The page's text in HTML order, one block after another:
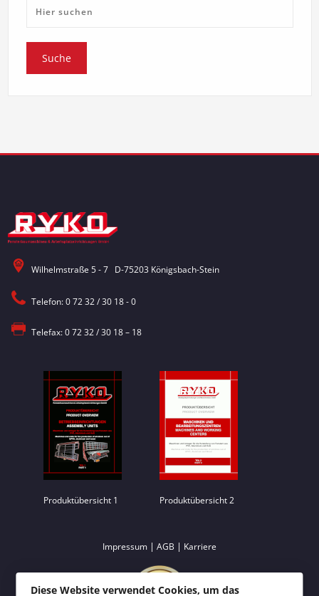
Wilhelmstraße 5 - 7 D-75203 Königsbach-Stein
Telefon: 0 72 32 / 30 18 - 0
Telefax: 0 72 32 / 30 18 – 18
Produktübersicht 1 Produktübersicht 2
Impressum | AGB | Karriere
Diese Website verwendet Cookies, um das